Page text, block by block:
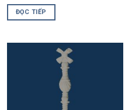
ĐỌC TIẾP